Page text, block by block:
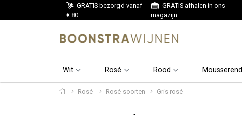
GRATIS bezorgd vanaf
€ 80
GRATIS afhalen in ons
magazijn
Wit Rosé Rood Mousserend
Rosé Rosé soorten Gris rosé